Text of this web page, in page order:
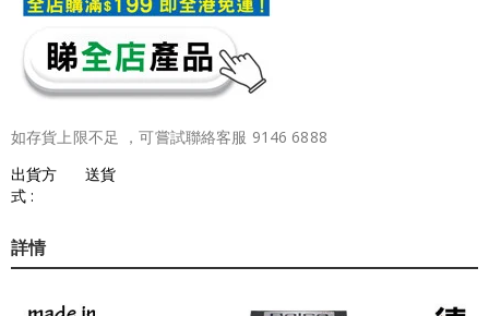
如存貨上限不足 ，可嘗試聯絡客服 9146 6888
出貨方
式 :
送貨
詳情